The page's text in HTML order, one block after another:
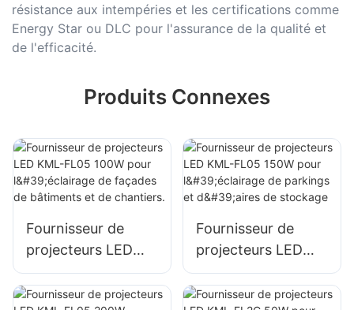
résistance aux intempéries et les certifications comme
Energy Star ou DLC pour l'assurance de la qualité et
de l'efficacité.
Produits Connexes
Fournisseur de
projecteurs LED
KML-FL05 100W
pour l'éclairage de
Fournisseur de
projecteurs LED
KML-FL05 150W
pour l'éclairage de